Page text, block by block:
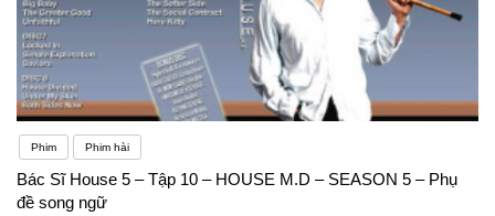
Phim Phim hài
Bác Sĩ House 5 – Tập 10 – HOUSE M.D – SEASON 5 – Phụ
đề song ngữ